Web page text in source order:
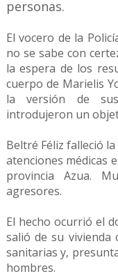
personas.
El vocero de la
no se sabe con
la espera de los
cuerpo de Marielis
la versión de
introdujeron un
Beltré Féliz falleció
atenciones médicas
provincia Azua.
agresores.
El hecho ocurrió el
salió de su vivienda
sanitarias y,
hombres.